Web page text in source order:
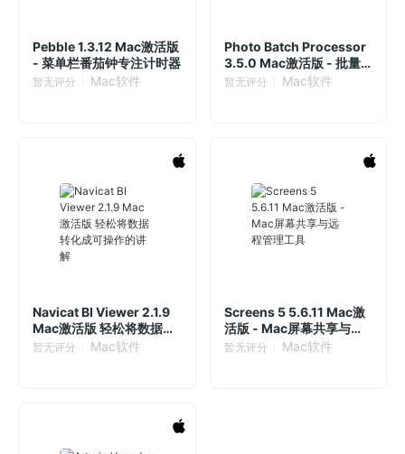
Pebble 1.3.12 Mac激活版
- 菜单栏番茄钟专注计时器
暂无评分 Mac软件
Photo Batch Processor
3.5.0 Mac激活版 - 批量
照片尺寸调整与水印添加
暂无评分 Mac软件
Navicat BI Viewer 2.1.9
Mac激活版 轻松将数据转
化成可操作的讲解
暂无评分 Mac软件
Screens 5 5.6.11 Mac激
活版 - Mac屏幕共享与远
程管理工具
暂无评分 Mac软件